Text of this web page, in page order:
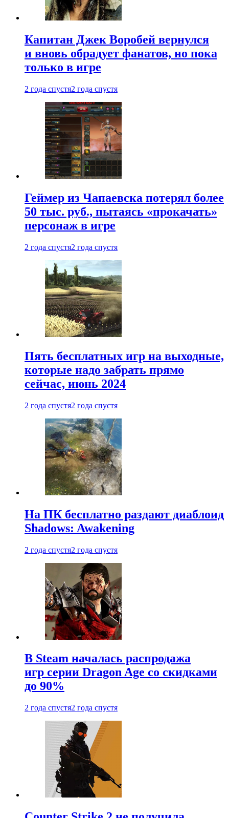
Капитан Джек Воробей вернулся
и вновь обрадует фанатов, но пока
только в игре
2 года спустя2 года спустя
Геймер из Чапаевска потерял более
50 тыс. руб., пытаясь «прокачать»
персонаж в игре
2 года спустя2 года спустя
Пять бесплатных игр на выходные,
которые надо забрать прямо
сейчас, июнь 2024
2 года спустя2 года спустя
На ПК бесплатно раздают диаблоид
Shadows: Awakening
2 года спустя2 года спустя
В Steam началась распродажа
игр серии Dragon Age со скидками
до 90%
2 года спустя2 года спустя